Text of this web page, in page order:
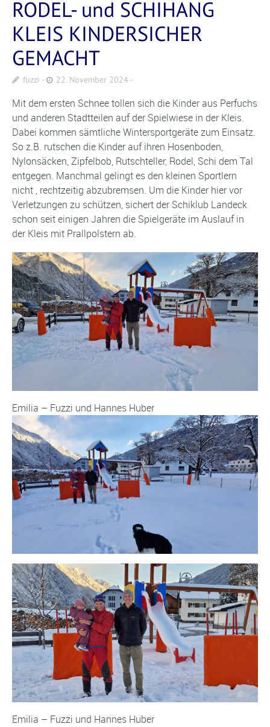
RODEL- und SCHIHANG
KLEIS KINDERSICHER
GEMACHT
fuzzi 22. November 2024
Mit dem ersten Schnee tollen sich die Kinder aus Perfuchs
und anderen Stadtteilen auf der Spielwiese in der Kleis.
Dabei kommen sämtliche Wintersportgeräte zum Einsatz.
So z.B. rutschen die Kinder auf ihren Hosenboden,
Nylonsäcken, Zipfelbob, Rutschteller, Rodel, Schi dem Tal
entgegen. Manchmal gelingt es den kleinen Sportlern
nicht , rechtzeitig abzubremsen. Um die Kinder hier vor
Verletzungen zu schützen, sichert der Schiklub Landeck
schon seit einigen Jahren die Spielgeräte im Auslauf in
der Kleis mit Prallpolstern ab.
Emilia – Fuzzi und Hannes Huber
Emilia – Fuzzi und Hannes Huber